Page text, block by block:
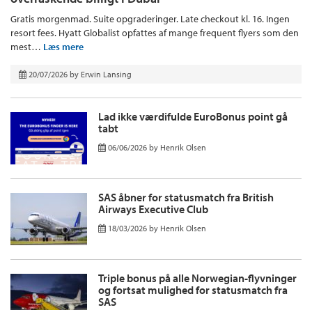
Gratis morgenmad. Suite opgraderinger. Late checkout kl. 16. Ingen
resort fees. Hyatt Globalist opfattes af mange frequent flyers som den
mest… Læs mere
20/07/2026 by Erwin Lansing
Lad ikke værdifulde EuroBonus point gå
tabt
06/06/2026 by Henrik Olsen
SAS åbner for statusmatch fra British
Airways Executive Club
18/03/2026 by Henrik Olsen
Triple bonus på alle Norwegian-flyvninger
og fortsat mulighed for statusmatch fra
SAS